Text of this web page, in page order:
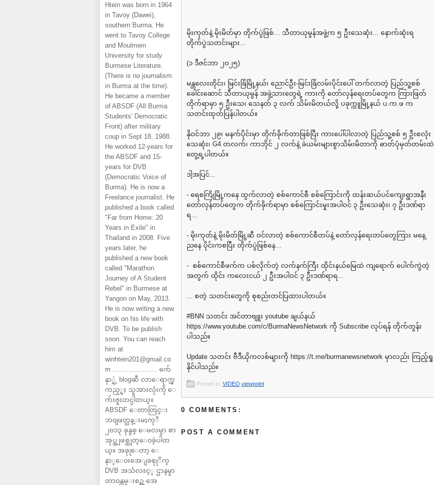
Htein was born in 1964
in Tavoy (Dawei),
southern Burma. He
went to Tavoy College
and Moulmein
University for study
Burmese Literature.
(There is no journalism
in Burma at the time).
He became a member
of ABSDF (All Burma
Students' Democratic
Front) after military
coup in Sept 18, 1988.
He worked 12-years for
the ABSDF and 15-
years for DVB
(Democratic Voice of
Burma). He is now a
Freelance journalist. He
published a book called
"Far from Home: 20
Years in Exile" in
Thailand in 2008. Five
years later, he
published a new book
called "Marathon
Journey of A Student
Rebel" in Burmese at
Yangon on May, 2013.
He is now writing a new
book on his life with
DVB. To be publish
soon. You can reach
him at
winhtein201@gmail.co
m ...................... က်ေ
နာ္ရဲ့ blogဆီ လာေရာက္ၾ
ကည့္ရႈ သူအားလုံးကို ေ
က်းဇူးတင္ပါတယ္။
ABSDF ေတာတြင္း
ဘ၀ျဖတ္သန္းမႈကုိ
၂၀၁၃ ခုနွစ္ ေမလမွာ စာ
အုပ္အျဖစ္ထုတ္ေ၀ခဲ့ပါတ
ယ္။ အခုုေတာ့ ေ
နာ္ေ၀းအေျခစုုိက္
DVB အသံလႊင့္ ဌာနမွာ
တာ၀န္ထမ္းစဥ္က အေ
မိုးကုတ်နဲ့ မိုးမိတ်မှာ တိုက်ပွဲဖြစ်... သီတာယုမွန်အဖွဲ့က ၅ ဦးသေဆုံး... နောက်ဆုံးရ
တိုက်ပွဲသတင်းများ...
(၁ ဒီဇင်ဘာ ၂၀၂၅)
မန္တလေးတိုင်း၊ မြင်းခြံမြို့နယ်၊ ညောင်ဦး-မြင်းခြံလမ်းပိုင်းပေါ် တက်လာတဲ့ ပြည်သူ့စစ်
ခေါင်းဆောင် သီတာယုမွန် အဖွဲ့သားတွေရဲ့ ကားကို တော်လှန်ရေးတပ်တွေက ကြားဖြတ်
တိုက်ရာမှာ ၅ ဦးသေ၊ သေနတ် ၃ လက် သိမ်းမိတယ်လို့ ပခုက္ကူမြို့နယ် ပ.က.ဖ က
သတင်းထုတ်ပြန်ပါတယ်။
နိုဝင်ဘာ ၂၉၊ မနက်ပိုင်းမှာ တိုက်ခိုက်တာဖြစ်ပြီး ကားပေါ်ပါလာတဲ့ ပြည်သူ့စစ် ၅ ဦးစလုံး
သေဆုံး၊ G4 တလက်၊ ကာဘိုင် ၂ လက်နဲ့ ခဲယမ်းများစွာသိမ်းမိတာကို ဓာတ်ပုံမှတ်တမ်းထဲ
တွေ့ရ့ပါတယ်။
ဒါ့အပြင်...
- ရေစကြိုမြို့ကနေ ထွက်လာတဲ့ စစ်ကောင်စီ စစ်ကြောင်းကို ထန်းဆယ်ပင်ကျေးရွာအနီး
တော်လှန်တပ်တွေက တိုက်ခိုက်ရာမှာ စစ်ကြောင်းမှုးအပါဝင် ၃ ဦးသေဆုံး၊ ၇ ဦးဒဏ်ရာ
ရ...
- မိုးကုတ်နဲ့ မိုးမိတ်မြို့ဆီ ဝင်လာတဲ့ စစ်ကောင်စီတပ်နဲ့ တော်လှန်ရေးတပ်တွေကြား မနေ့
ညနေ ပိုင်းကစပြီး တိုက်ပွဲဖြစ်နေ...
- စစ်ကောင်စီဖက်က ပစ်လိုက်တဲ့ လက်နက်ကြီး ထိုင်းနယ်မြေထဲ ကျရောက် ပေါက်ကွဲတဲ့
အတွက် ထိုင်း ကလေးငယ် ၂ ဦးအပါဝင် ၃ ဦးဒဏ်ရာရ...
... စတဲ့ သတင်းတွေကို စုစည်းတင်ပြထားပါတယ်။
#BNN သတင်း အင်တာဗျူး youtube ချယ်နယ်
⁦https://www.youtube.com/c/BurmaNewsNetwork⁩ ကို Subscribe လုပ်ရန် တိုက်တွန်း
ပါသည်။
Update သတင်း ဗီဒီယိုကလစ်များကို ⁦https://t.me/burmanewsnetwork⁩ မှာလည်း ကြည့်ရှု
နိုင်ပါသည်။
Posted in: VIDEO viewpoint
0 COMMENTS:
POST A COMMENT